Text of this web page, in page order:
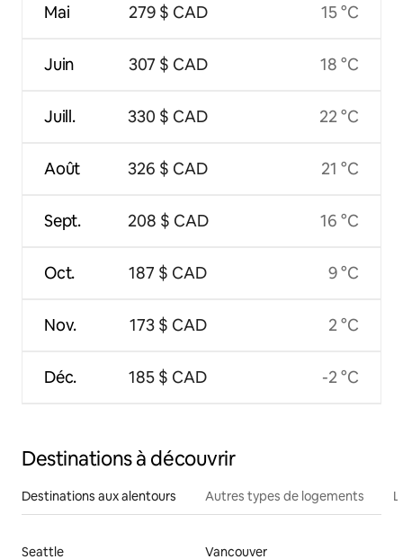
Mai
Juin
Juill.
Août
Sept.
Oct.
Nov.
Déc.
279 $ CAD
307 $ CAD
330 $ CAD
326 $ CAD
208 $ CAD
187 $ CAD
173 $ CAD
185 $ CAD
15 °C
18 °C
22 °C
21 °C
16 °C
9 °C
2 °C
-2 °C
Destinations à découvrir
Destinations aux alentours Autres types de logements
Seattle
Vancouver